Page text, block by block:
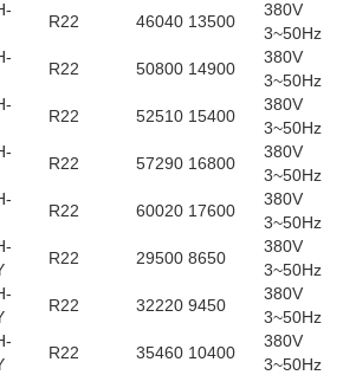
R22 46040 13500
380V
3~50Hz
R22 50800 14900
380V
3~50Hz
R22 52510 15400
380V
3~50Hz
R22 57290 16800
380V
3~50Hz
R22 60020 17600
380V
3~50Hz
R22 29500 8650
380V
3~50Hz
R22 32220 9450
380V
3~50Hz
R22 35460 10400
380V
3~50Hz